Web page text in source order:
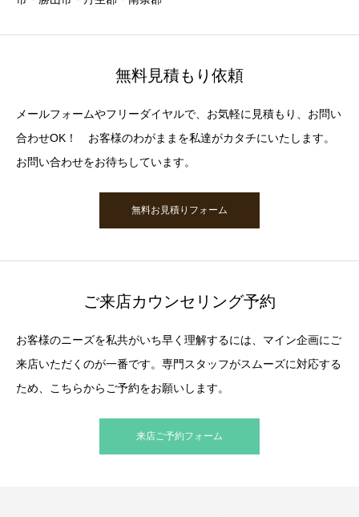
無料見積もり依頼
メールフォームやフリーダイヤルで、お気軽に見積もり、お問い
合わせOK！ お客様のわがままを私達がカタチにいたします。
お問い合わせをお待ちしています。
無料お見積りフォーム
ご来店カウンセリング予約
お客様のニーズを私共がいち早く理解するには、マイン企画にご
来店いただくのが一番です。専門スタッフがスムーズに対応する
ため、こちらからご予約をお願いします。
来店ご予約フォーム